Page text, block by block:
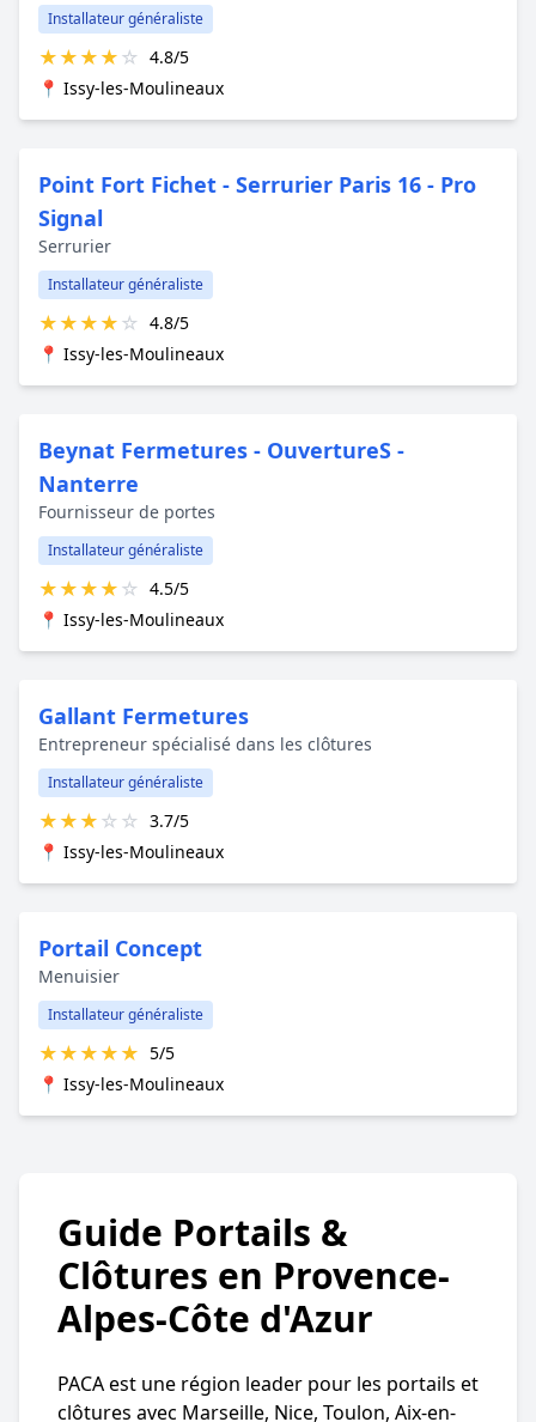
Installateur généraliste
★★★★☆ 4.8/5
📍 Issy-les-Moulineaux
Point Fort Fichet - Serrurier Paris 16 - Pro
Signal
Serrurier
Installateur généraliste
★★★★☆ 4.8/5
📍 Issy-les-Moulineaux
Beynat Fermetures - OuvertureS -
Nanterre
Fournisseur de portes
Installateur généraliste
★★★★☆ 4.5/5
📍 Issy-les-Moulineaux
Gallant Fermetures
Entrepreneur spécialisé dans les clôtures
Installateur généraliste
★★★☆☆ 3.7/5
📍 Issy-les-Moulineaux
Portail Concept
Menuisier
Installateur généraliste
★★★★★ 5/5
📍 Issy-les-Moulineaux
Guide Portails &
Clôtures en Provence-
Alpes-Côte d'Azur
PACA est une région leader pour les portails et
clôtures avec Marseille, Nice, Toulon, Aix-en-